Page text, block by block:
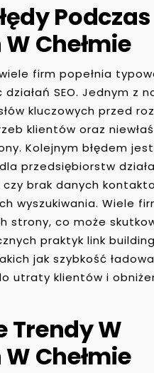
Podczas
Chełmie
firm popełnia
SEO. Jednym z
kluczowych przed
klientów oraz
Kolejnym błędem
przedsiębiorstw
brak danych
wyszukiwania. Wiele
strony, co może
praktyk link
jak szybkość
utraty klientów i
Trendy W
Chełmie